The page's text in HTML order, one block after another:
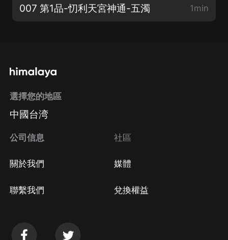
007 第1品-忉利天宮神通-五濁 1min
選擇您的地區
中國台湾
公司信息
關於我們
聯繫我們
社區
媒體
兌換權益